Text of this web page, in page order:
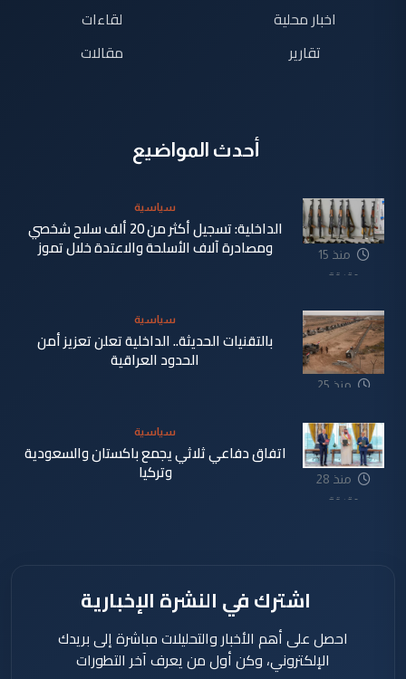
اخبار محلية
تقارير
لقاءات
مقالات
أحدث المواضيع
منذ 15
دقيقة
سياسية
الداخلية: تسجيل أكثر من 20 ألف سلاح شخصي
ومصادرة آلاف الأسلحة والاعتدة خلال تموز
منذ 25
سياسية
بالتقنيات الحديثة.. الداخلية تعلن تعزيز أمن
الحدود العراقية
منذ 28
دقيقة
سياسية
اتفاق دفاعي ثلاثي يجمع باكستان والسعودية
وتركيا
اشترك في النشرة الإخبارية
احصل على أهم الأخبار والتحليلات مباشرة إلى بريدك
الإلكتروني، وكن أول من يعرف آخر التطورات